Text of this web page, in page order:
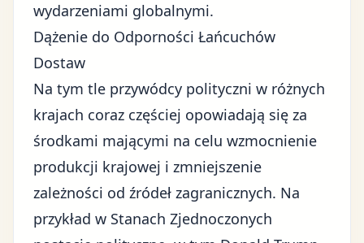
wydarzeniami globalnymi.
Dążenie do Odporności Łańcuchów
Dostaw
Na tym tle przywódcy polityczni w różnych
krajach coraz częściej opowiadają się za
środkami mającymi na celu wzmocnienie
produkcji krajowej i zmniejszenie
zależności od źródeł zagranicznych. Na
przykład w Stanach Zjednoczonych